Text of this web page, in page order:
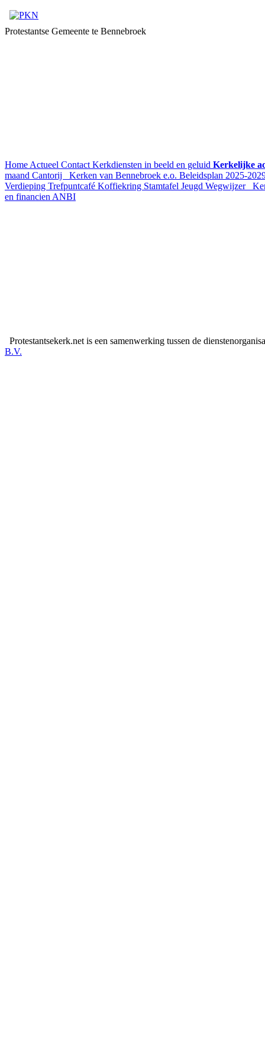
Protestantse Gemeente te Bennebroek
Home Actueel Contact Kerkdiensten in beeld en geluid Kerkelijke
maand Cantorij Kerken van Bennebroek e.o. Beleidsplan 2025-
Verdieping Trefpuntcafé Koffiekring Stamtafel Jeugd Wegwijzer
en financien ANBI
Protestantsekerk.net is een samenwerking tussen de
B.V.